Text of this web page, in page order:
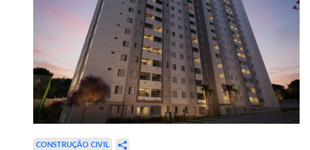
CONSTRUÇÃO CIVIL